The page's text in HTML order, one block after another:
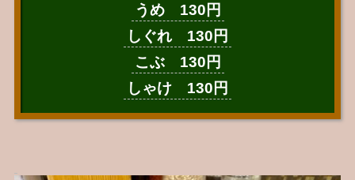
うめ 130円
しぐれ 130円
こぶ 130円
しゃけ 130円